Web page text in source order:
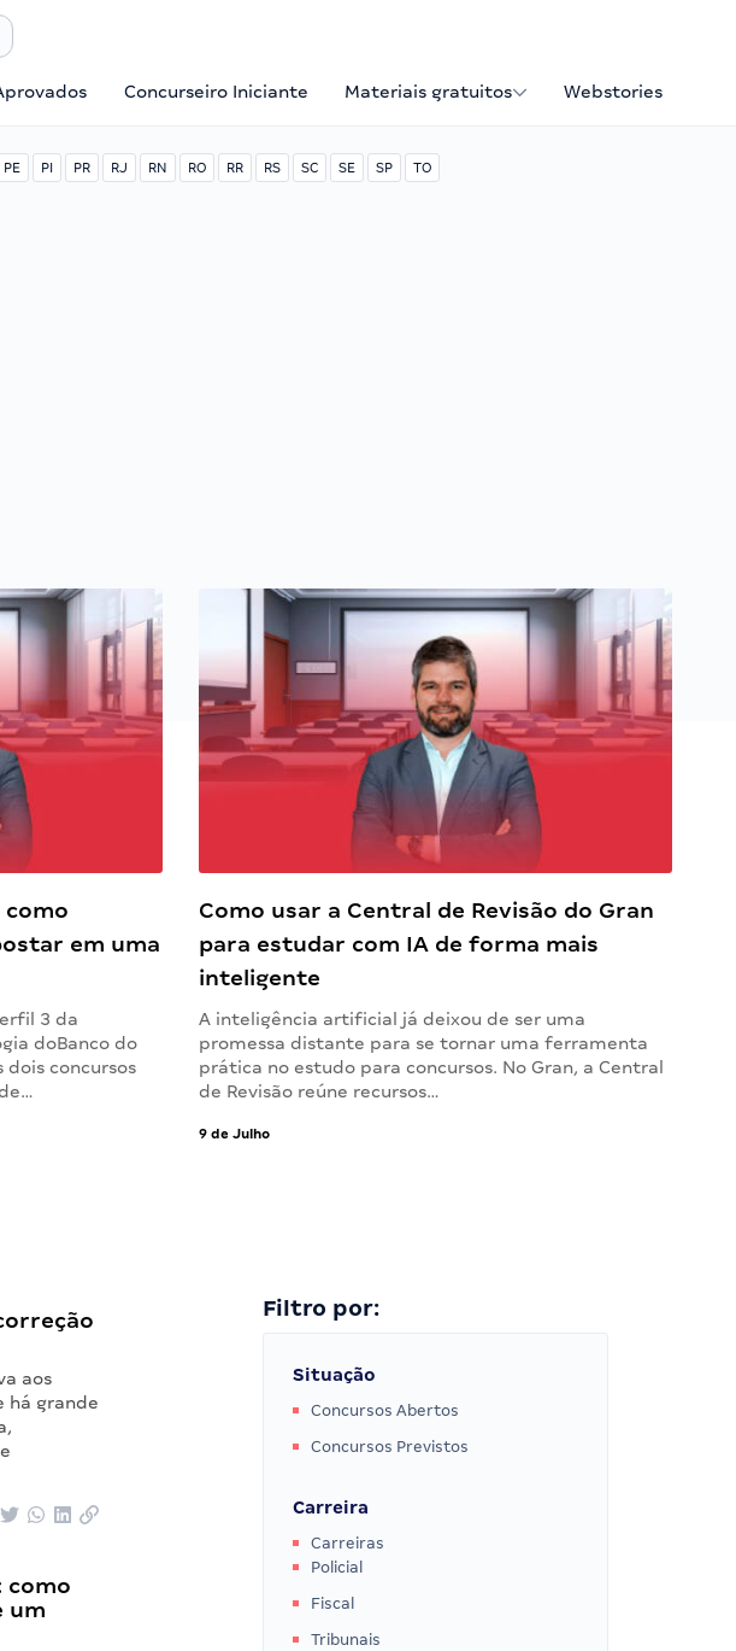
Concurseiro Iniciante Materiais gratuitos Webstories
PE PI PR RJ RN RO RR RS SC SE SP TO
como
em uma
3 da
doBanco do
concursos
Como usar a Central de Revisão do Gran
para estudar com IA de forma mais
inteligente
A inteligência artificial já deixou de ser uma
promessa distante para se tornar uma ferramenta
prática no estudo para concursos. No Gran, a Central
de Revisão reúne recursos…
9 de Julho
aos
há grande
como
um
Filtro por:
Situação
Concursos Abertos
Concursos Previstos
Carreira
Carreiras
Policial
Fiscal
Tribunais